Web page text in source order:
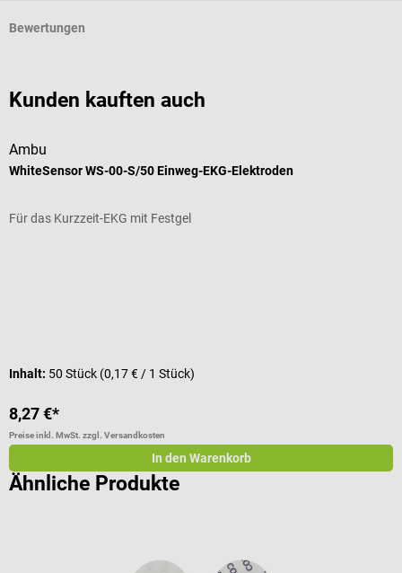
Bewertungen
Kunden kauften auch
Ambu
WhiteSensor WS-00-S/50 Einweg-EKG-Elektroden
Für das Kurzzeit-EKG mit Festgel
Inhalt: 50 Stück (0,17 € / 1 Stück)
8,27 €*
Preise inkl. MwSt. zzgl. Versandkosten
In den Warenkorb
Ähnliche Produkte